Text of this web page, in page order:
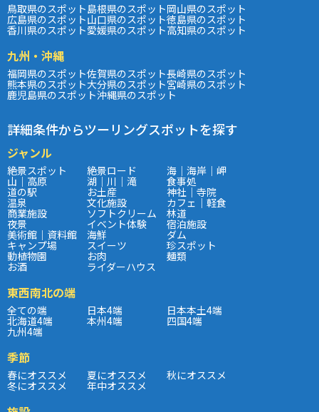
鳥取県のスポット島根県のスポット岡山県のスポット
広島県のスポット山口県のスポット徳島県のスポット
香川県のスポット愛媛県のスポット高知県のスポット
九州・沖縄
福岡県のスポット佐賀県のスポット長崎県のスポット
熊本県のスポット大分県のスポット宮崎県のスポット
鹿児島県のスポット沖縄県のスポット
詳細条件からツーリングスポットを探す
ジャンル
絶景スポット 絶景ロード 海｜海岸｜岬
山｜高原 湖｜川｜滝 食事処
道の駅 お土産 神社｜寺院
温泉 文化施設 カフェ｜軽食
商業施設 ソフトクリーム 林道
夜景 イベント体験 宿泊施設
美術館｜資料館 海鮮 ダム
キャンプ場 スイーツ 珍スポット
動植物園 お肉 麺類
お酒 ライダーハウス
東西南北の端
全ての端 日本4端 日本本土4端
北海道4端 本州4端 四国4端
九州4端
季節
春にオススメ 夏にオススメ 秋にオススメ
冬にオススメ 年中オススメ